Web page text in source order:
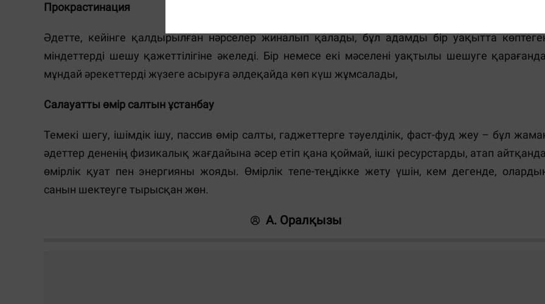
Прокрастинация
Әдетте, кейінге қалдырылған нәрселер жиналып қалады, бұл адамды бір уақытта
міндеттерді шешу қажеттілігіне әкеледі. Бір немесе екі мәселені уақтылы шешуге
мұндай әрекеттерді жүзеге асыруға әлдеқайда көп күш жұмсалады,
Салауатты өмір салтын ұстанбау
Темекі шегу, ішімдік ішу, пассив өмір салты, гаджеттерге тәуелділік, фаст-фуд жеу – бұл
әдеттер дененің физикалық жағдайына әсер етіп қана қоймай, ішкі ресурстарды, атап
өмірлік қуат пен энергияны жояды. Өмірлік тепе-теңдікке жету үшін, кем дегенде,
санын шектеуге тырысқан жөн.
А. Оралқызы